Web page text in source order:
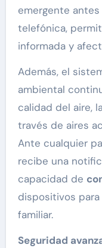
emergente
telefónica,
informada y
Además, el
ambiental
calidad del aire,
través de aires
Ante cualquier
recibe una
capacidad de
dispositivos
familiar.
Seguridad